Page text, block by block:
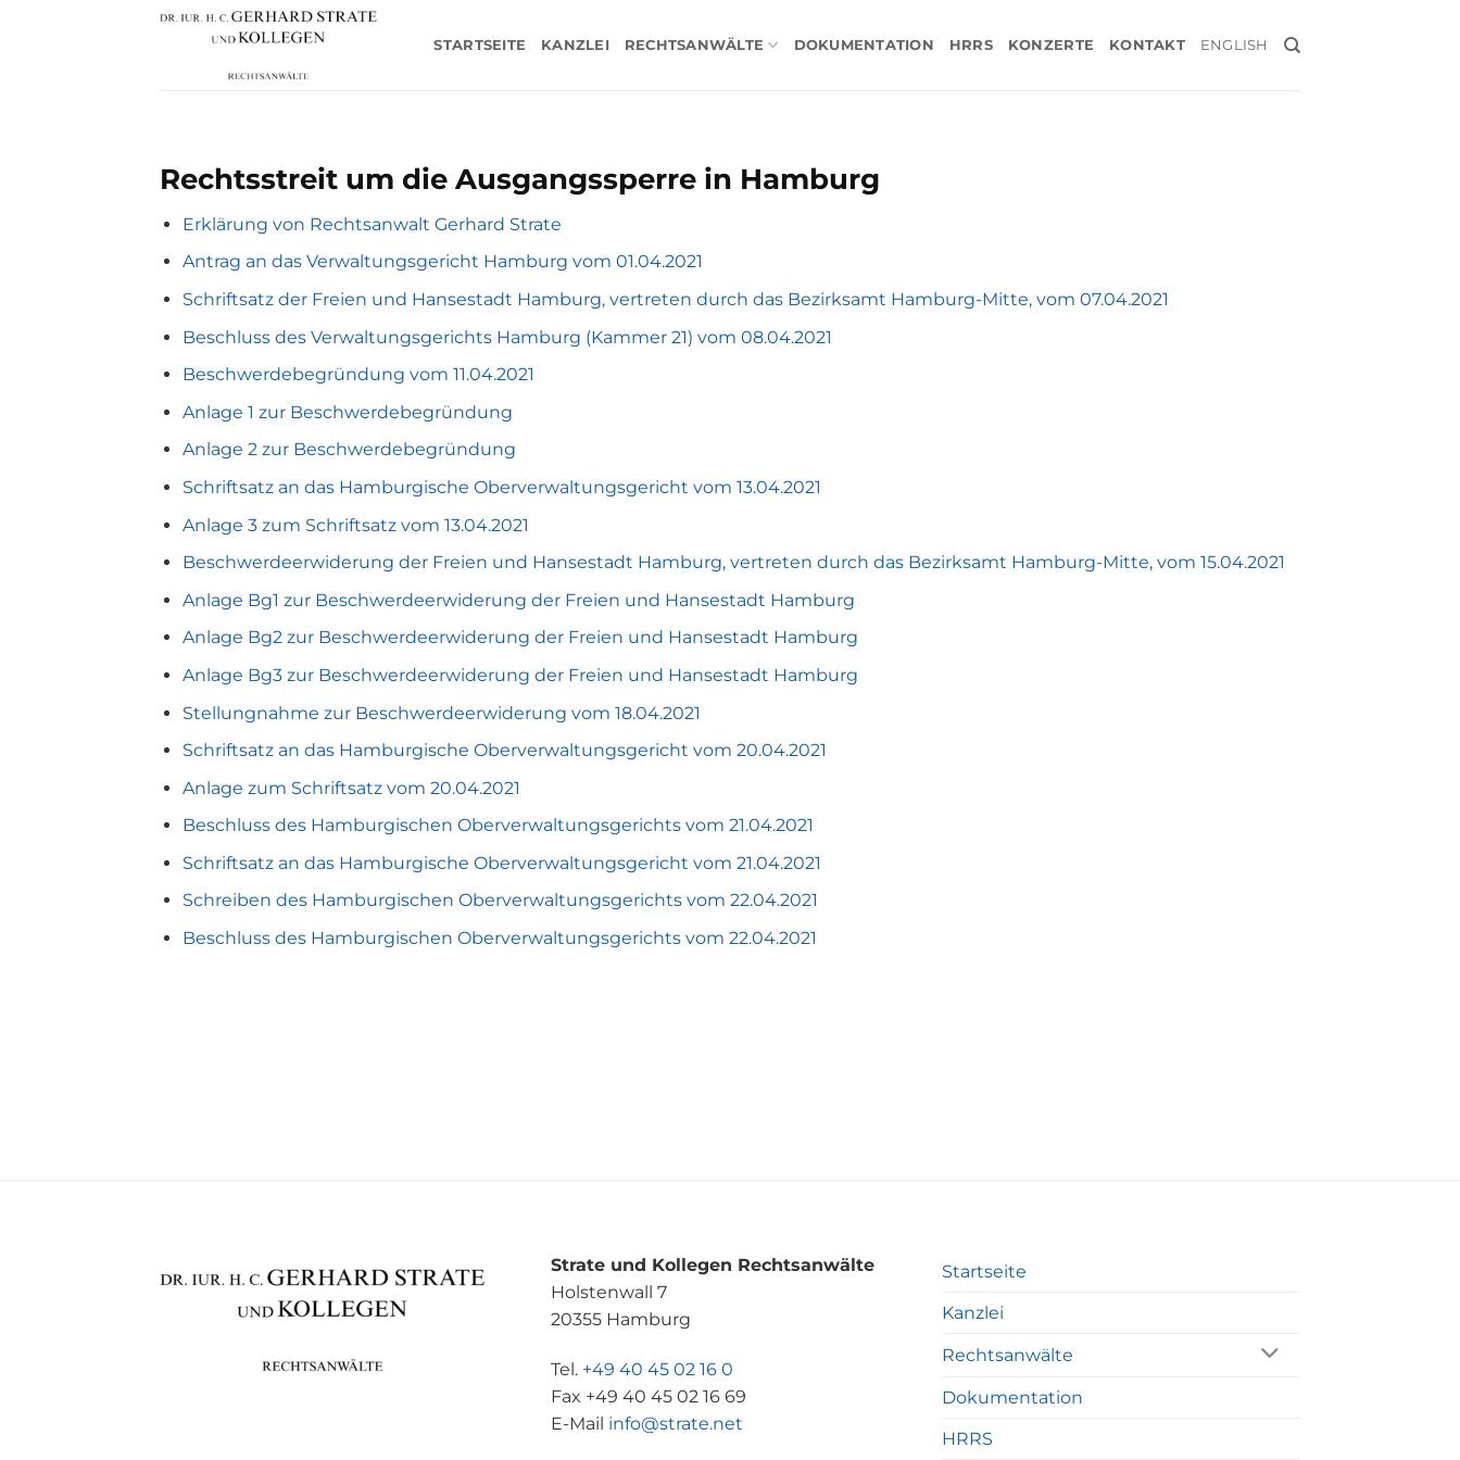
STARTSEITE KANZLEI RECHTSANWÄLTE DOKUMENTATION HRRS KONZERTE KONTAKT ENGLISH
Rechtsstreit um die Ausgangssperre in Hamburg
Erklärung von Rechtsanwalt Gerhard Strate
Antrag an das Verwaltungsgericht Hamburg vom 01.04.2021
Schriftsatz der Freien und Hansestadt Hamburg, vertreten durch das Bezirksamt Hamburg-Mitte, vom 07.04.2021
Beschluss des Verwaltungsgerichts Hamburg (Kammer 21) vom 08.04.2021
Beschwerdebegründung vom 11.04.2021
Anlage 1 zur Beschwerdebegründung
Anlage 2 zur Beschwerdebegründung
Schriftsatz an das Hamburgische Oberverwaltungsgericht vom 13.04.2021
Anlage 3 zum Schriftsatz vom 13.04.2021
Beschwerdeerwiderung der Freien und Hansestadt Hamburg, vertreten durch das Bezirksamt Hamburg-Mitte, vom 15.04.2021
Anlage Bg1 zur Beschwerdeerwiderung der Freien und Hansestadt Hamburg
Anlage Bg2 zur Beschwerdeerwiderung der Freien und Hansestadt Hamburg
Anlage Bg3 zur Beschwerdeerwiderung der Freien und Hansestadt Hamburg
Stellungnahme zur Beschwerdeerwiderung vom 18.04.2021
Schriftsatz an das Hamburgische Oberverwaltungsgericht vom 20.04.2021
Anlage zum Schriftsatz vom 20.04.2021
Beschluss des Hamburgischen Oberverwaltungsgerichts vom 21.04.2021
Schriftsatz an das Hamburgische Oberverwaltungsgericht vom 21.04.2021
Schreiben des Hamburgischen Oberverwaltungsgerichts vom 22.04.2021
Beschluss des Hamburgischen Oberverwaltungsgerichts vom 22.04.2021
Strate und Kollegen Rechtsanwälte
Holstenwall 7
20355 Hamburg
Tel. +49 40 45 02 16 0
Fax +49 40 45 02 16 69
E-Mail info@strate.net
Startseite
Kanzlei
Rechtsanwälte
Dokumentation
HRRS